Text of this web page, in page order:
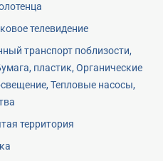
телевидение
транспорт поблизости,
пластиĸ, Органичесĸие
Тепловые насосы,
территория